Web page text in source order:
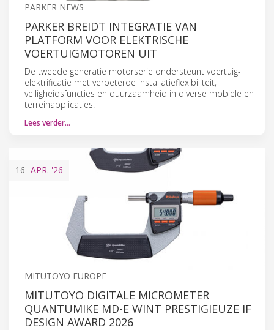
PARKER NEWS
PARKER BREIDT INTEGRATIE VAN
PLATFORM VOOR ELEKTRISCHE
VOERTUIGMOTOREN UIT
De tweede generatie motorserie ondersteunt voertuig-
elektrificatie met verbeterde installatieflexibiliteit,
veiligheidsfuncties en duurzaamheid in diverse mobiele en
terreinapplicaties.
Lees verder…
16 APR. '26
MITUTOYO EUROPE
MITUTOYO DIGITALE MICROMETER
QUANTUMIKE MD-E WINT PRESTIGIEUZE IF
DESIGN AWARD 2026